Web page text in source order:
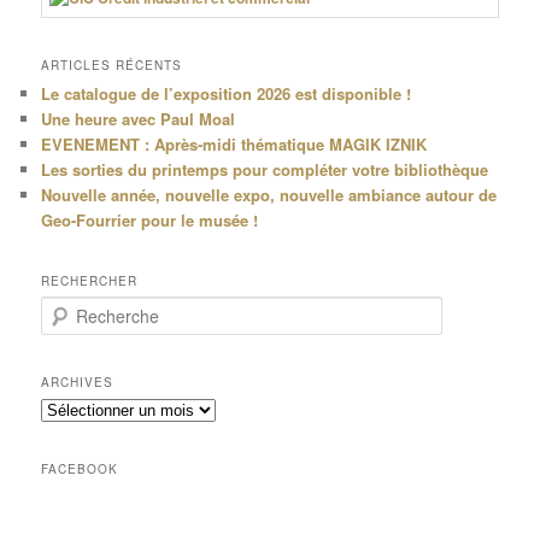
ARTICLES RÉCENTS
Le catalogue de l’exposition 2026 est disponible !
Une heure avec Paul Moal
EVENEMENT : Après-midi thématique MAGIK IZNIK
Les sorties du printemps pour compléter votre bibliothèque
Nouvelle année, nouvelle expo, nouvelle ambiance autour de
Geo-Fourrier pour le musée !
RECHERCHER
e
h
e
r
h
ARCHIVES
Archives
FACEBOOK